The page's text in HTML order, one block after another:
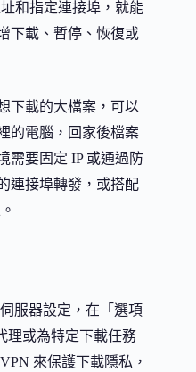
和指定連接埠，就能
下載、暫停、恢復或
下載的大檔案，可以
的電腦，回家後檔案
需要固定 IP 或通過防
連接埠轉發，或搭配
服器設定，在「選項
理或為特定下載任務
來保護下載隱私，